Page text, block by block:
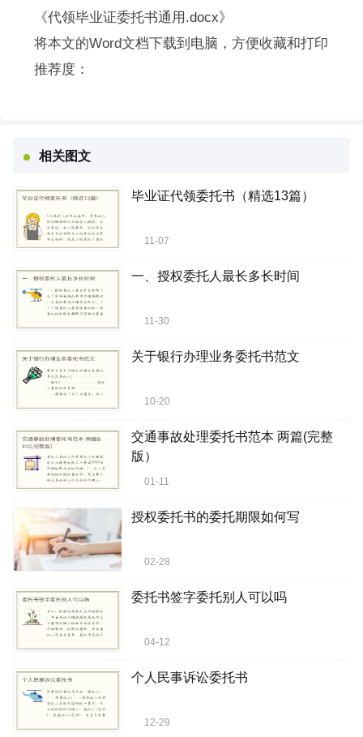
《代领毕业证委托书通用.docx》
将本文的Word文档下载到电脑，方便收藏和打印
推荐度：
相关图文
毕业证代领委托书（精选13篇）
11-07
一、授权委托人最长多长时间
11-30
关于银行办理业务委托书范文
10-20
交通事故处理委托书范本 两篇(完整
版）
01-11
授权委托书的委托期限如何写
02-28
委托书签字委托别人可以吗
04-12
个人民事诉讼委托书
12-29